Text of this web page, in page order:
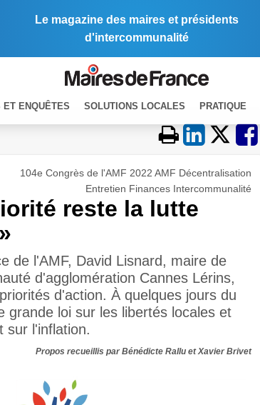
Le magazine des maires et présidents
d'intercommunalité
ET ENQUÊTES SOLUTIONS LOCALES PRATIQUE
104e Congrès de l'AMF 2022 AMF Décentralisation
Entretien Finances Intercommunalité
reste la lutte
de l'AMF, David Lisnard, maire de
d'agglomération Cannes Lérins,
d'action. À quelques jours du
grande loi sur les libertés locales et
sur l'inflation.
Propos recueillis par Bénédicte Rallu et Xavier Brivet